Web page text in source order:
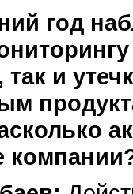
год
так и